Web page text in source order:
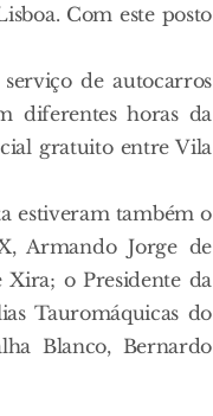
Com este posto
de autocarros
diferentes horas da
gratuito entre Vila
estiveram também o
Armando Jorge de
Xira; o Presidente da
Tauromáquicas do
Blanco, Bernardo